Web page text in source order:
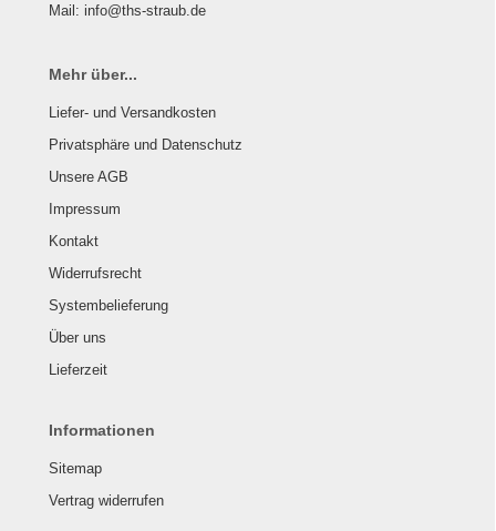
Mail: info@ths-straub.de
Mehr über...
Liefer- und Versandkosten
Privatsphäre und Datenschutz
Unsere AGB
Impressum
Kontakt
Widerrufsrecht
Systembelieferung
Über uns
Lieferzeit
Informationen
Sitemap
Vertrag widerrufen